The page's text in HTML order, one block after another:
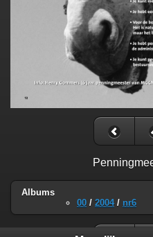
Albums
00 / 2004/ nr6